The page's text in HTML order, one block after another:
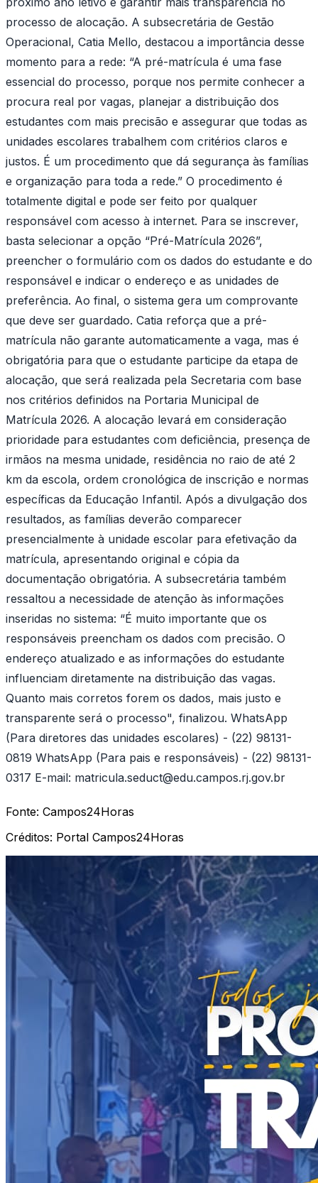
processo de alocação. A subsecretária de Gestão
Operacional, Catia Mello, destacou a importância desse
momento para a rede: “A pré-matrícula é uma fase
essencial do processo, porque nos permite conhecer a
procura real por vagas, planejar a distribuição dos
estudantes com mais precisão e assegurar que todas as
unidades escolares trabalhem com critérios claros e
justos. É um procedimento que dá segurança às famílias
e organização para toda a rede.” O procedimento é
totalmente digital e pode ser feito por qualquer
responsável com acesso à internet. Para se inscrever,
basta selecionar a opção “Pré-Matrícula 2026”,
preencher o formulário com os dados do estudante e do
responsável e indicar o endereço e as unidades de
preferência. Ao final, o sistema gera um comprovante
que deve ser guardado. Catia reforça que a pré-
matrícula não garante automaticamente a vaga, mas é
obrigatória para que o estudante participe da etapa de
alocação, que será realizada pela Secretaria com base
nos critérios definidos na Portaria Municipal de
Matrícula 2026. A alocação levará em consideração
prioridade para estudantes com deficiência, presença de
irmãos na mesma unidade, residência no raio de até 2
km da escola, ordem cronológica de inscrição e normas
específicas da Educação Infantil. Após a divulgação dos
resultados, as famílias deverão comparecer
presencialmente à unidade escolar para efetivação da
matrícula, apresentando original e cópia da
documentação obrigatória. A subsecretária também
ressaltou a necessidade de atenção às informações
inseridas no sistema: “É muito importante que os
responsáveis preencham os dados com precisão. O
endereço atualizado e as informações do estudante
influenciam diretamente na distribuição das vagas.
Quanto mais corretos forem os dados, mais justo e
transparente será o processo", finalizou. WhatsApp
(Para diretores das unidades escolares) - (22) 98131-
0819 WhatsApp (Para pais e responsáveis) - (22) 98131-
0317 E-mail: matricula.seduct@edu.campos.rj.gov.br
Fonte: Campos24Horas
Créditos: Portal Campos24Horas